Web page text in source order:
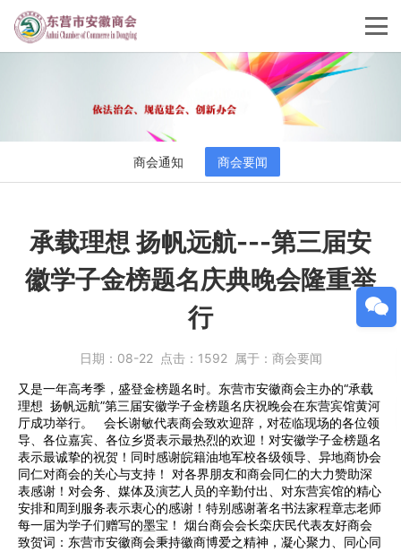
商会通知 商会要闻
承载理想 扬帆远航---第三届安
徽学子金榜题名庆典晚会隆重举
行
日期： 08-22 点击： 1592 属于： 商会要闻
又是一年高考季，盛登金榜题名时。东营市安徽商会主办的“承载
理想 扬帆远航”第三届安徽学子金榜题名庆祝晚会在东营宾馆黄河
厅成功举行。 会长谢敏代表商会致欢迎辞，对莅临现场的各位领
导、各位嘉宾、各位乡贤表示最热烈的欢迎！对安徽学子金榜题名
表示最诚挚的祝贺！同时感谢皖籍油地军校各级领导、异地商协会
同仁对商会的关心与支持！ 对各界朋友和商会同仁的大力赞助深
表感谢！对会务、媒体及演艺人员的辛勤付出、对东营宾馆的精心
安排和周到服务表示衷心的感谢！特别感谢著名书法家程章志老师
每一届为学子们赠写的墨宝！ 烟台商会会长栾庆民代表友好商会
致贺词：东营市安徽商会秉持徽商博爱之精神，凝心聚力、同心同